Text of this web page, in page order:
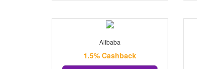
Alibaba
1.5% Cashback